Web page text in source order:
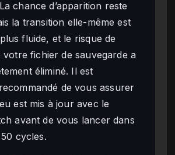
chance d’apparition reste
la transition elle-même est
fluide, et le risque de
votre fichier de sauvegarde a
éliminé. Il est
de vous assurer
est mis à jour avec le
avant de vous lancer dans
cycles.